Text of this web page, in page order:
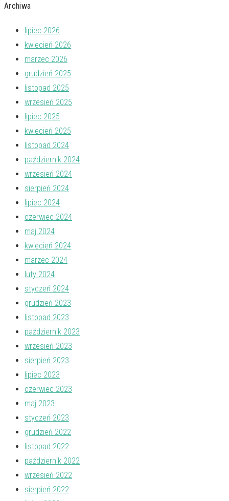
Archiwa
lipiec 2026
kwiecień 2026
marzec 2026
grudzień 2025
listopad 2025
wrzesień 2025
lipiec 2025
kwiecień 2025
listopad 2024
październik 2024
wrzesień 2024
sierpień 2024
lipiec 2024
czerwiec 2024
maj 2024
kwiecień 2024
marzec 2024
luty 2024
styczeń 2024
grudzień 2023
listopad 2023
październik 2023
wrzesień 2023
sierpień 2023
lipiec 2023
czerwiec 2023
maj 2023
styczeń 2023
grudzień 2022
listopad 2022
październik 2022
wrzesień 2022
sierpień 2022